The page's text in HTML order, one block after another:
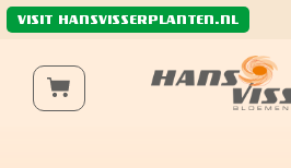
Wij gebruiken functionele en
en het verkeer anoniem te
VISIT HANSVISSERPLANTEN.NL